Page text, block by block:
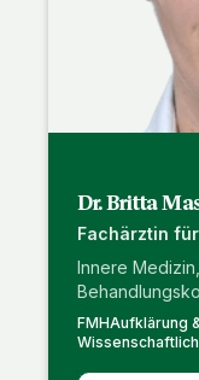
Dr. Britta
Fachärztin
Innere
FMHAufklärung